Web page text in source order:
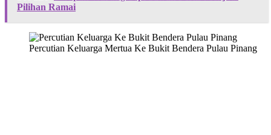
Pilihan Ramai
Percutian Keluarga Mertua Ke Bukit Bendera Pulau Pinang